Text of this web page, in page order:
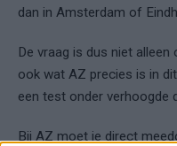
dan in Amsterdam of
De vraag is dus niet
ook wat AZ precies is in
een test onder verhoogde
Bij AZ moet je direct